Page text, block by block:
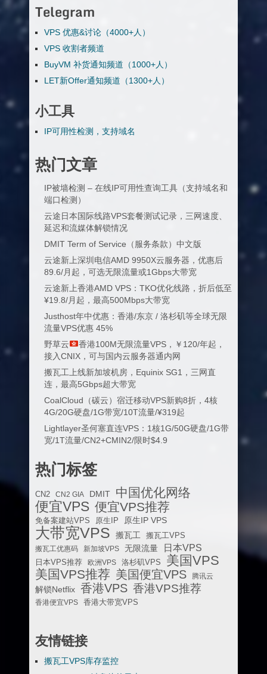
Telegram
VPS 优惠&讨论（4000+人）
VPS 收割者频道
BuyVM 补货通知频道（1000+人）
LET新Offer通知频道（1300+人）
小工具
IP可用性检测，支持域名
热门文章
IP被墙检测 – 在线IP可用性查询工具（支持域名和
端口检测）
云途日本国际线路VPS套餐测试记录，三网速度、
延迟和流媒体解锁情况
DMIT Term of Service（服务条款）中文版
云途新上深圳电信AMD 9950X云服务器，优惠后
89.6/月起，可选无限流量或1Gbps大带宽
云途新上香港AMD VPS：TKO优化线路，折后低至
¥19.8/月起，最高500Mbps大带宽
Justhost年中优惠：香港/东京 / 洛杉矶等全球无限
流量VPS优惠 45%
野草云
香港100M无限流量VPS，￥120/年起，
接入CNIX，可与国内云服务器通内网
搬瓦工上线新加坡机房，Equinix SG1，三网直
连，最高5Gbps超大带宽
CoalCloud（碳云）宿迁移动VPS新购8折，4核
4G/20G硬盘/1G带宽/10T流量/¥319起
Lightlayer圣何塞直连VPS：1核1G/50G硬盘/1G带
宽/1T流量/CN2+CMIN2/限时$4.9
热门标签
CN2 CN2 GIA DMIT 中国优化网络
便宜VPS 便宜VPS推荐
免备案建站VPS 原生IP 原生IP VPS
大带宽VPS 搬瓦工
搬瓦工VPS
搬瓦工优惠码
新加坡VPS 无限流量 日本VPS
日本VPS推荐 欧洲VPS 洛杉矶VPS 美国VPS
美国VPS推荐 美国便宜VPS 腾讯云
解锁Netflix 香港VPS 香港VPS推荐
香港便宜VPS 香港大带宽VPS
友情链接
搬瓦工VPS库存监控